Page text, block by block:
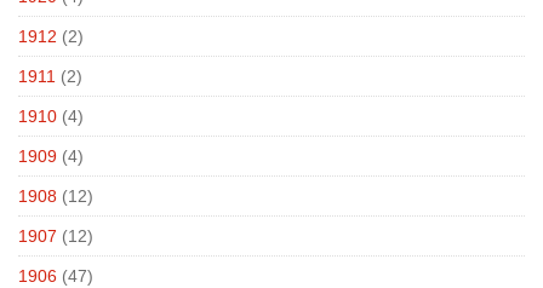
1912 (2)
1911 (2)
1910 (4)
1909 (4)
1908 (12)
1907 (12)
1906 (47)